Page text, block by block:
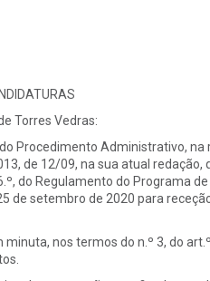
Torres Vedras:
Procedimento Administrativo, na
de 12/09, na sua atual redação,
do Regulamento do Programa
de setembro de 2020 para
nos termos do n.º 3, do